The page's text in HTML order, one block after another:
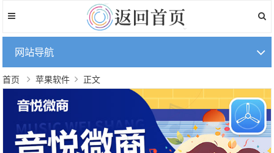
网站导航
首页 苹果软件 正文